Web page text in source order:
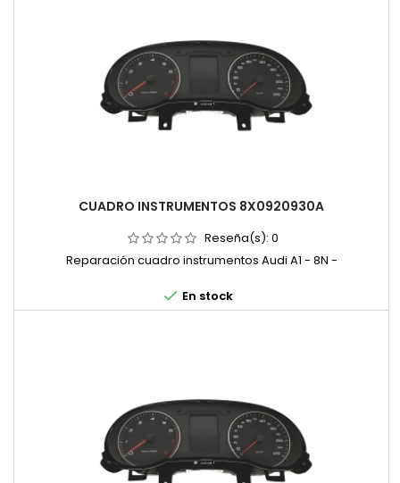
CUADRO INSTRUMENTOS 8X0920930A
Reseña(s): 0
Reparación cuadro instrumentos Audi A1 - 8N -
 En stock